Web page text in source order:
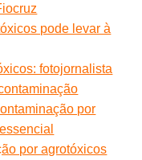
pode levar à
fotojornalista
por
por agrotóxicos